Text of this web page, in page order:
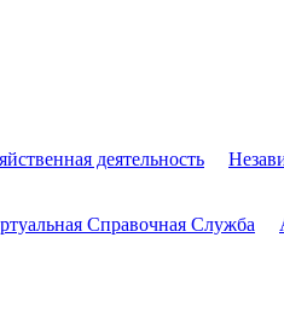
деятельность
Справочная Служба